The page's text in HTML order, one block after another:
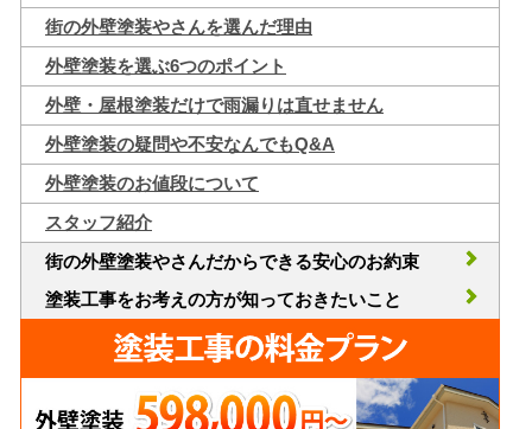
街の外壁塗装やさんを選んだ理由
外壁塗装を選ぶ6つのポイント
外壁・屋根塗装だけで雨漏りは直せません
外壁塗装の疑問や不安なんでもQ&A
外壁塗装のお値段について
スタッフ紹介
街の外壁塗装やさんだからできる安心のお約束
塗装工事をお考えの方が知っておきたいこと